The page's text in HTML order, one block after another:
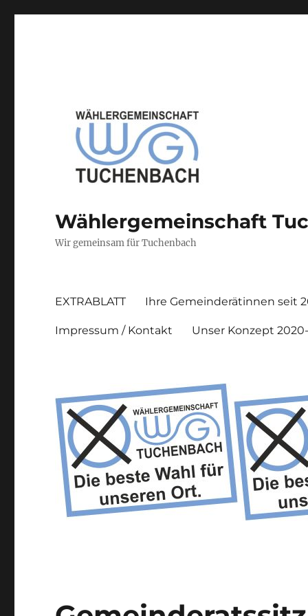
Wählergemeinschaft
Wir gemeinsam für Tuchenbach
EXTRABLATT Ihre Gemeinderätinnen seit
Impressum / Kontakt Unser Konzept